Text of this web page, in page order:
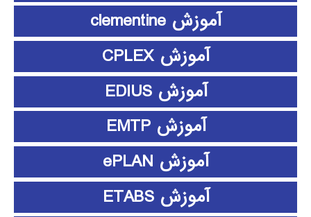
آموزش clementine
آموزش CPLEX
آموزش EDIUS
آموزش EMTP
آموزش ePLAN
آموزش ETABS